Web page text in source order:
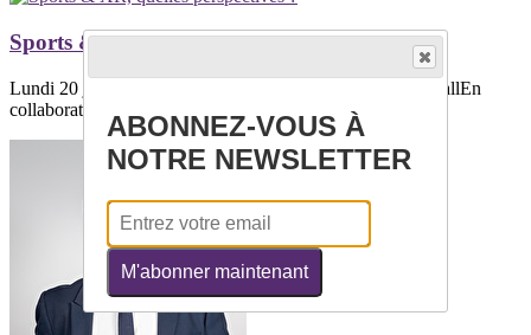
Sports & XR, quelles perspectives ?
Lundi 20 janvier à 14h à la Federation Française de FootballEn
collaboration avec la Federation...
ABONNEZ-VOUS À
NOTRE NEWSLETTER
M'abonner maintenant